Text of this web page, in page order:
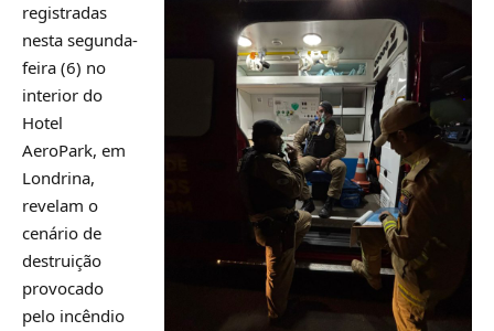
registradas
nesta segunda-
feira (6) no
interior do
Hotel
AeroPark, em
Londrina,
revelam o
cenário de
destruição
provocado
pelo incêndio